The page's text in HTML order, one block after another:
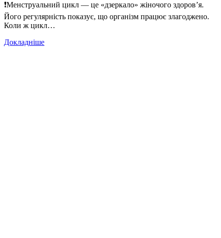
❗️Менструальний цикл — це «дзеркало» жіночого здоров’я.
Його регулярність показує, що організм працює злагоджено.
Коли ж цикл…
Докладніше